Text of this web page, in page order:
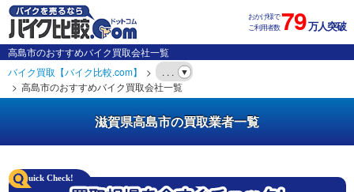
おかげ様で
ご利用者数79万人突破
高島市のおすすめバイク買取会社一覧
バイク買取【バイク比較.com】
. . .
高島市のおすすめバイク買取会社一覧
滋賀県高島市の買取業者一覧